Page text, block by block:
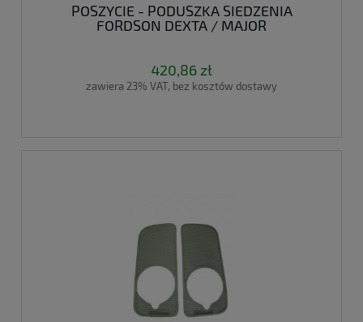
POSZYCIE - PODUSZKA SIEDZENIA
FORDSON DEXTA / MAJOR
420,86 zł
zawiera 23% VAT, bez kosztów dostawy